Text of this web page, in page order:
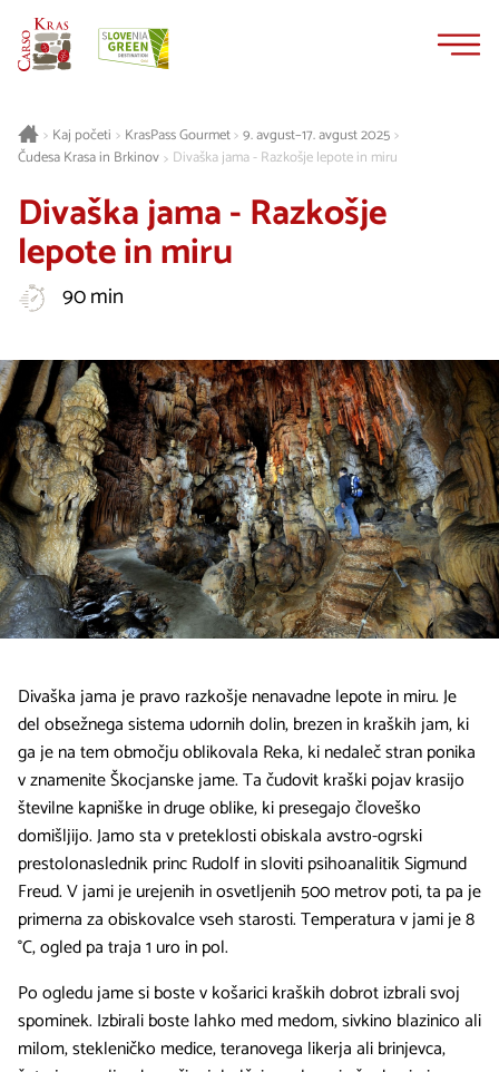
> Kaj početi > KrasPass Gourmet>9. avgust–17. avgust 2025>
Čudesa Krasa in Brkinov> Divaška jama - Razkošje lepote in miru
Divaška jama - Razkošje
lepote in miru
90 min
Divaška jama je pravo razkošje nenavadne lepote in miru. Je
del obsežnega sistema udornih dolin, brezen in kraških jam, ki
ga je na tem območju oblikovala Reka, ki nedaleč stran ponika
v znamenite Škocjanske jame. Ta čudovit kraški pojav krasijo
številne kapniške in druge oblike, ki presegajo človeško
domišljijo. Jamo sta v preteklosti obiskala avstro-ogrski
prestolonaslednik princ Rudolf in sloviti psihoanalitik Sigmund
Freud. V jami je urejenih in osvetljenih 500 metrov poti, ta pa je
primerna za obiskovalce vseh starosti. Temperatura v jami je 8
°C, ogled pa traja 1 uro in pol.
Po ogledu jame si boste v košarici kraških dobrot izbrali svoj
spominek. Izbirali boste lahko med medom, sivkino blazinico ali
milom, stekleničko medice, teranovega likerja ali brinjevca,